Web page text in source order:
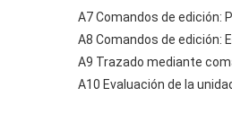
A7 Comandos de edición:
A8 Comandos de edición:
A9 Trazado mediante
A10 Evaluación de la